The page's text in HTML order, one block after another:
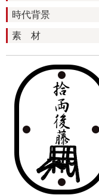
時代背景
素 材